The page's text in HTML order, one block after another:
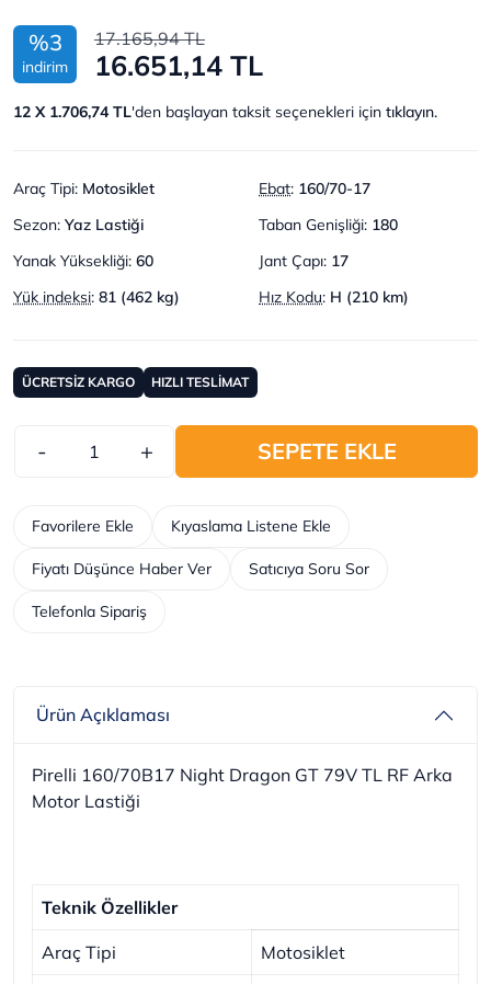
%3
indirim
17.165,94 TL
16.651,14 TL
12 X 1.706,74 TL'den başlayan taksit seçenekleri için tıklayın.
Araç Tipi: Motosiklet Ebat: 160/70-17
Sezon: Yaz Lastiği Taban Genişliği: 180
Yanak Yüksekliği: 60 Jant Çapı: 17
Yük indeksi: 81 (462 kg) Hız Kodu: H (210 km)
ÜCRETSİZ KARGO HIZLI TESLİMAT
- + SEPETE EKLE
Telefonla Sipariş
Kıyaslama Listene Ekle
Favorilere Ekle
Fiyatı Düşünce Haber Ver Satıcıya Soru Sor
Ürün Açıklaması
Pirelli 160/70B17 Night Dragon GT 79V TL RF Arka
Motor Lastiği
Teknik Özellikler
Araç Tipi Motosiklet